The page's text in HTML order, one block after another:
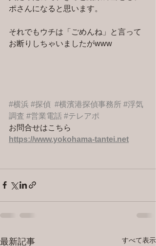
ポさんになると思います。
それでもウチは「ごめんね」と言って
お断りしちゃいましたがwww
#横浜 #探偵 #横濱港探偵事務所 #浮気
調査 #営業電話 #テレアポ
お問合せはこちら
https://www.yokohama-tantei.net
最新記事 すべて表示